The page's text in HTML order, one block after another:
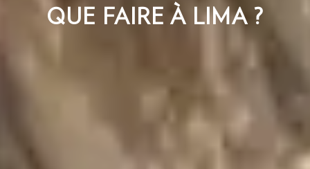
QUE FAIRE À LIMA ?